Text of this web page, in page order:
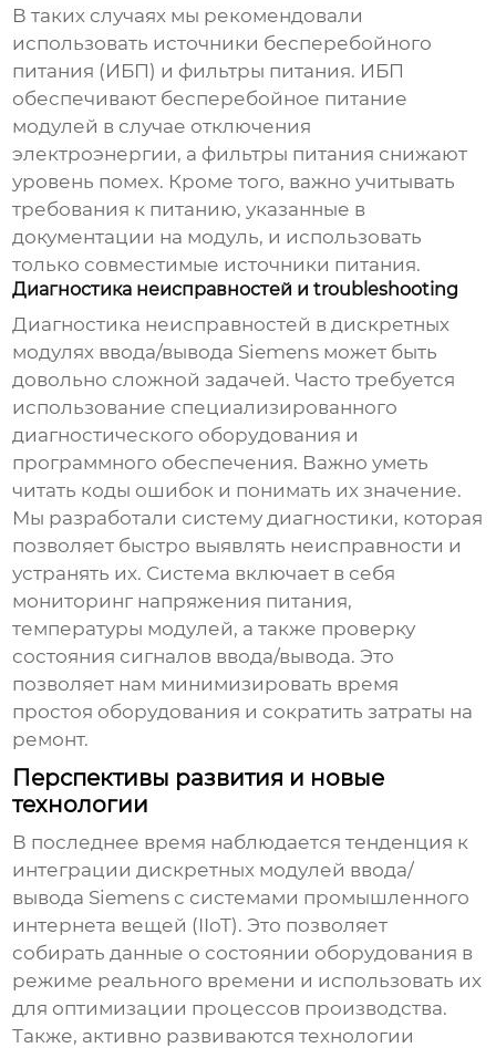
В таких случаях мы рекомендовали
использовать источники бесперебойного
питания (ИБП) и фильтры питания. ИБП
обеспечивают бесперебойное питание
модулей в случае отключения
электроэнергии, а фильтры питания снижают
уровень помех. Кроме того, важно учитывать
требования к питанию, указанные в
документации на модуль, и использовать
только совместимые источники питания.
Диагностика неисправностей и troubleshooting
Диагностика неисправностей в дискретных
модулях ввода/вывода Siemens может быть
довольно сложной задачей. Часто требуется
использование специализированного
диагностического оборудования и
программного обеспечения. Важно уметь
читать коды ошибок и понимать их значение.
Мы разработали систему диагностики, которая
позволяет быстро выявлять неисправности и
устранять их. Система включает в себя
мониторинг напряжения питания,
температуры модулей, а также проверку
состояния сигналов ввода/вывода. Это
позволяет нам минимизировать время
простоя оборудования и сократить затраты на
ремонт.
Перспективы развития и новые
технологии
В последнее время наблюдается тенденция к
интеграции дискретных модулей ввода/
вывода Siemens с системами промышленного
интернета вещей (IIoT). Это позволяет
собирать данные о состоянии оборудования в
режиме реального времени и использовать их
для оптимизации процессов производства.
Также, активно развиваются технологии